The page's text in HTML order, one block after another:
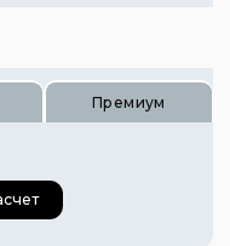
Премиум